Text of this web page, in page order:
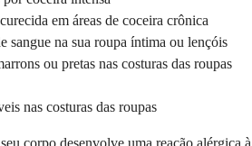
em áreas de coceira crônica
sangue na sua roupa íntima ou lençóis
ou pretas nas costuras das roupas
nas costuras das roupas
corpo desenvolve uma reação alérgica à